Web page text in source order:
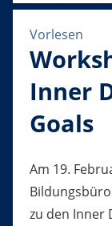
Vorlesen
Inner
Goals
Am 19.
zu den Inner